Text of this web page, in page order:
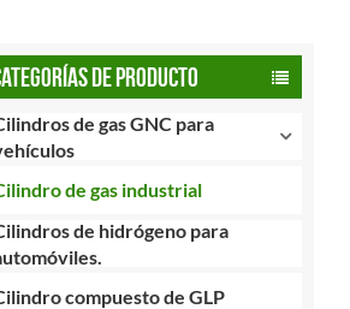
DE PRODUCTO
de gas GNC para
de gas industrial
de hidrógeno para
compuesto de GLP